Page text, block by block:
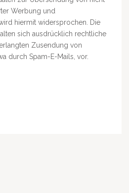
Werbung und
hiermit widersprochen. Die
sich ausdrücklich rechtliche
Zusendung von
durch Spam-E-Mails, vor.